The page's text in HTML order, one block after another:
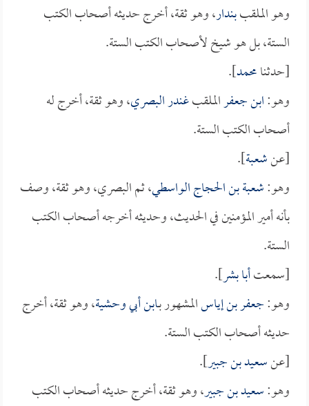
وهو الملقببندار، وهو ثقة، أخرج حديثه أصحاب الكتب
الستة، بل هو شيخ لأصحاب الكتب الستة.
[حدثنامحمد].
وهو:ابن جعفرالملقبغندر البصري، وهو ثقة، أخرج له
أصحاب الكتب الستة.
[عنشعبة].
وهو:شعبة بن الحجاج الواسطي، ثم البصري، وهو ثقة، وصف
بأنه أمير المؤمنين في الحديث، وحديثه أخرجه أصحاب الكتب
الستة.
[سمعتأبا بشر].
وهو:جعفر بن إياسالمشهور بـابن أبي وحشية، وهو ثقة، أخرج
حديثه أصحاب الكتب الستة.
[عنسعيد بن جبير].
وهو:سعيد بن جبير، وهو ثقة، أخرج حديثه أصحاب الكتب